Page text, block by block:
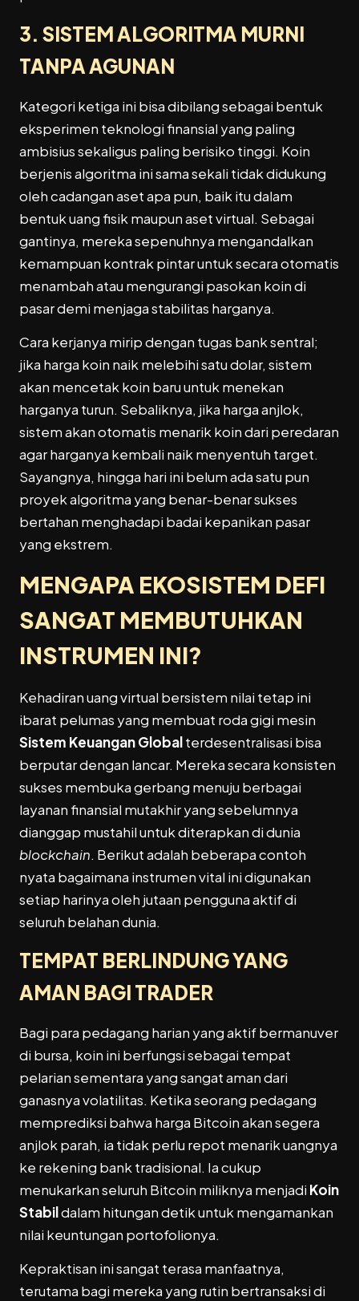
3. SISTEM ALGORITMA MURNI
TANPA AGUNAN
Kategori ketiga ini bisa dibilang sebagai bentuk
eksperimen teknologi finansial yang paling
ambisius sekaligus paling berisiko tinggi. Koin
berjenis algoritma ini sama sekali tidak didukung
oleh cadangan aset apa pun, baik itu dalam
bentuk uang fisik maupun aset virtual. Sebagai
gantinya, mereka sepenuhnya mengandalkan
kemampuan kontrak pintar untuk secara otomatis
menambah atau mengurangi pasokan koin di
pasar demi menjaga stabilitas harganya.
Cara kerjanya mirip dengan tugas bank sentral;
jika harga koin naik melebihi satu dolar, sistem
akan mencetak koin baru untuk menekan
harganya turun. Sebaliknya, jika harga anjlok,
sistem akan otomatis menarik koin dari peredaran
agar harganya kembali naik menyentuh target.
Sayangnya, hingga hari ini belum ada satu pun
proyek algoritma yang benar-benar sukses
bertahan menghadapi badai kepanikan pasar
yang ekstrem.
MENGAPA EKOSISTEM DEFI
SANGAT MEMBUTUHKAN
INSTRUMEN INI?
Kehadiran uang virtual bersistem nilai tetap ini
ibarat pelumas yang membuat roda gigi mesin
Sistem Keuangan Globalterdesentralisasi bisa
berputar dengan lancar. Mereka secara konsisten
sukses membuka gerbang menuju berbagai
layanan finansial mutakhir yang sebelumnya
dianggap mustahil untuk diterapkan di dunia
blockchain. Berikut adalah beberapa contoh
nyata bagaimana instrumen vital ini digunakan
setiap harinya oleh jutaan pengguna aktif di
seluruh belahan dunia.
TEMPAT BERLINDUNG YANG
AMAN BAGI TRADER
Bagi para pedagang harian yang aktif bermanuver
di bursa, koin ini berfungsi sebagai tempat
pelarian sementara yang sangat aman dari
ganasnya volatilitas. Ketika seorang pedagang
memprediksi bahwa harga Bitcoin akan segera
anjlok parah, ia tidak perlu repot menarik uangnya
ke rekening bank tradisional. Ia cukup
menukarkan seluruh Bitcoin miliknya menjadi Koin
Stabildalam hitungan detik untuk mengamankan
nilai keuntungan portofolionya.
Kepraktisan ini sangat terasa manfaatnya,
terutama bagi mereka yang rutin bertransaksi di